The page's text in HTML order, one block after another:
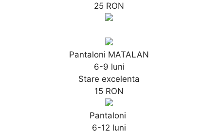
25 RON
Pantaloni MATALAN
6-9 luni
Stare excelenta
15 RON
Pantaloni
6-12 luni